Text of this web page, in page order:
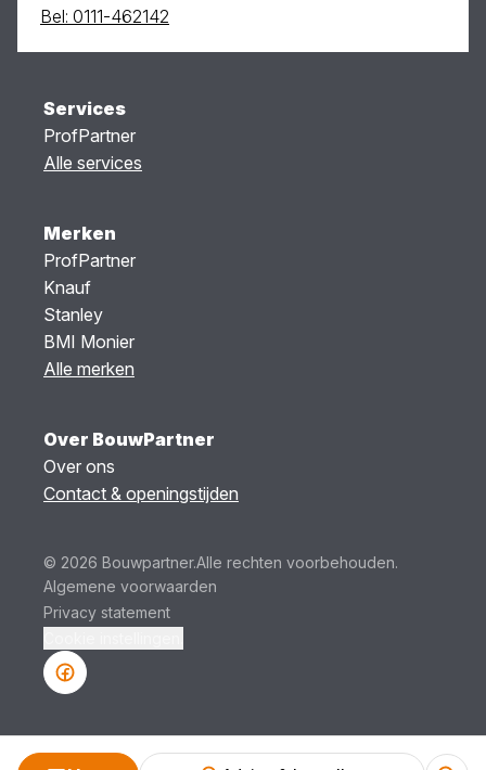
Bel: 0111-462142
Services
ProfPartner
Alle services
Merken
ProfPartner
Knauf
Stanley
BMI Monier
Alle merken
Over BouwPartner
Over ons
Contact & openingstijden
© 2026 Bouwpartner.Alle rechten voorbehouden.
Algemene voorwaarden
Privacy statement